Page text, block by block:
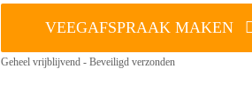
VEEGAFSPRAAK MAKEN
Geheel vrijblijvend - Beveiligd verzonden